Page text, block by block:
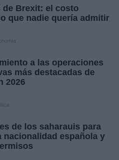
de Brexit: el costo
que nadie quería admitir
a las operaciones
más destacadas de
2026
de los saharauis para
nacionalidad española y